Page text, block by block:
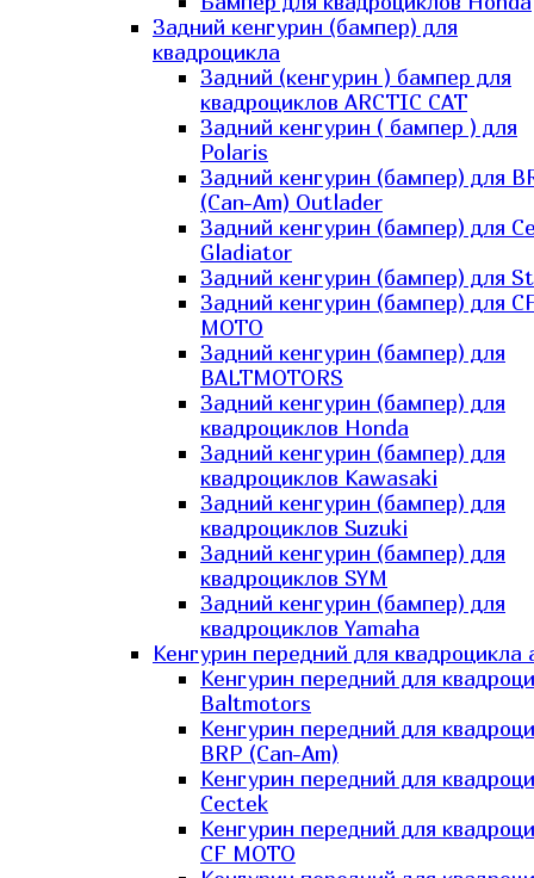
Задний кенгурин (бампер) для
квадроцикла
Задний (кенгурин ) бампер для
квадроциклов ARCTIC CAT
Задний кенгурин ( бампер ) для
Polaris
Задний кенгурин (бампер) для
(Can-Am) Outlader
Задний кенгурин (бампер) для
Gladiator
Задний кенгурин (бампер) для
Задний кенгурин (бампер) для
MOTO
Задний кенгурин (бампер) для
BALTMOTORS
Задний кенгурин (бампер) для
квадроциклов Honda
Задний кенгурин (бампер) для
квадроциклов Kawasaki
Задний кенгурин (бампер) для
квадроциклов Suzuki
Задний кенгурин (бампер) для
квадроциклов SYM
Задний кенгурин (бампер) для
квадроциклов Yamaha
Кенгурин передний для квадроцикла
Кенгурин передний для
Baltmotors
Кенгурин передний для
BRP (Can-Am)
Кенгурин передний для
Cectek
Кенгурин передний для
CF MOTO